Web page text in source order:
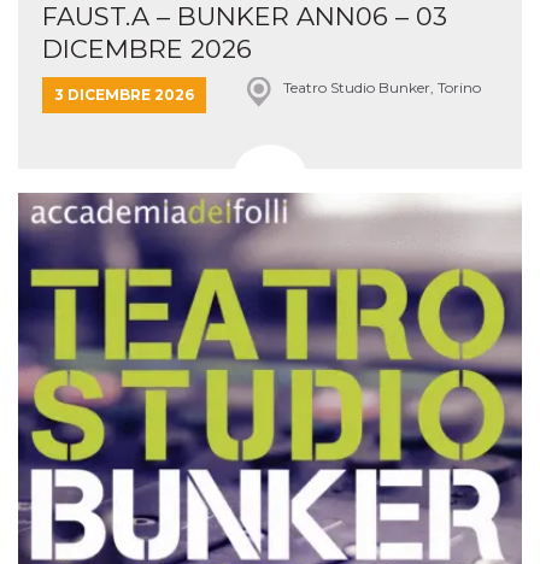
FAUST.A – BUNKER ANN06 – 03
DICEMBRE 2026
3 DICEMBRE 2026 Teatro Studio Bunker, Torino